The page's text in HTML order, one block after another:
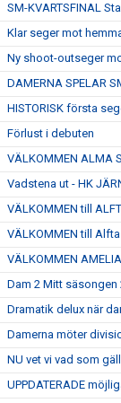
SM-KVARTSFINAL
Klar seger mot
Ny shoot-outseger
DAMERNA SPELAR
HISTORISK första
Förlust i debuten
VÄLKOMMEN ALMA
Vadstena ut - HK
VÄLKOMMEN till
VÄLKOMMEN till Alfta
VÄLKOMMEN
Dam 2 Mitt säsongen
Dramatik delux när
Damerna möter
NU vet vi vad som
UPPDATERADE